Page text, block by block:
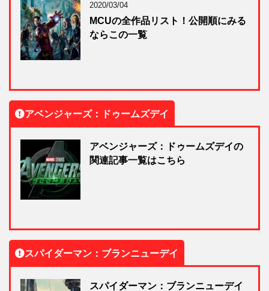
2020/03/04
MCUの全作品リスト！公開順にみる
ならこの一覧
アベンジャーズ：ドゥームズデイ
アベンジャーズ：ドゥームズデイの
関連記事一覧はこちら
スパイダーマン：ブランニューデイ
スパイダーマン：ブランニューデイ